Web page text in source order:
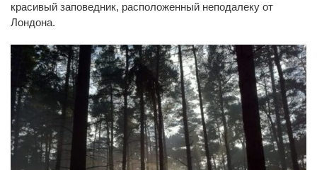
красивый заповедник, расположенный неподалеку от
Лондона.